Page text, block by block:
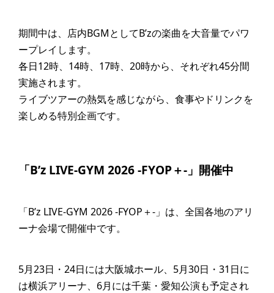
期間中は、店内BGMとしてB’zの楽曲を大音量でパワ
ープレイします。
各日12時、14時、17時、20時から、それぞれ45分間
実施されます。
ライブツアーの熱気を感じながら、食事やドリンクを
楽しめる特別企画です。
「B’z LIVE-GYM 2026 -FYOP＋-」開催中
「B’z LIVE-GYM 2026 -FYOP＋-」は、全国各地のアリ
ーナ会場で開催中です。
5月23日・24日には大阪城ホール、5月30日・31日に
は横浜アリーナ、6月には千葉・愛知公演も予定され